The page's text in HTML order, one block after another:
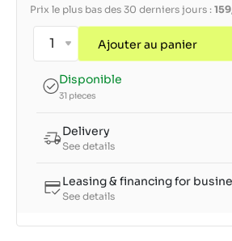
Prix le plus bas des 30 derniers jours :
Ajouter au panier
Disponible
31 pieces
Delivery
See details
Leasing & financing for
See details